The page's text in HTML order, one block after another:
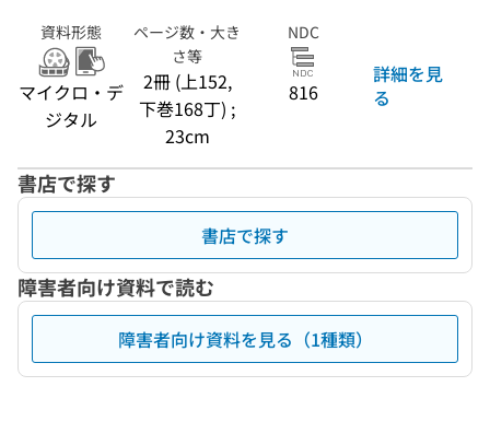
資料形態
マイクロ・デ
ジタル
ページ数・大き
さ等
2冊 (上152,
下巻168丁) ;
23cm
NDC
816
詳細を見
る
書店で探す
書店で探す
障害者向け資料で読む
障害者向け資料を見る（1種類）